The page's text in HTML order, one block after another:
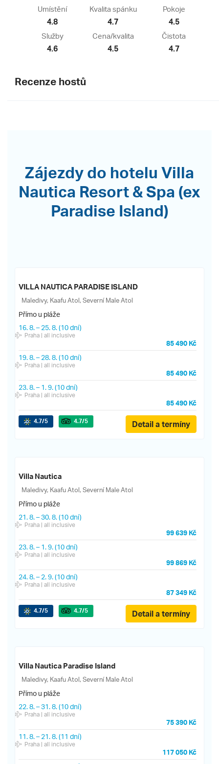
Umístění
4.8
Kvalita spánku
4.7
Pokoje
4.5
Služby
4.6
Cena/kvalita
4.5
Čistota
4.7
Recenze hostů
Zájezdy do hotelu Villa
Nautica Resort & Spa (ex
Paradise Island)
VILLA NAUTICA PARADISE ISLAND
Maledivy, Kaafu Atol, Severní Male Atol
Přímo u pláže
16. 8.– 25. 8.(10 dní)
Praha| all inclusive
85 490 Kč
19. 8.– 28. 8.(10 dní)
Praha| all inclusive
85 490 Kč
23. 8.– 1. 9.(10 dní)
Praha| all inclusive
85 490 Kč
4.7/5 4.7/5 Detail a termíny
Villa Nautica
Maledivy, Kaafu Atol, Severní Male Atol
Přímo u pláže
21. 8.–30. 8.(10 dní)
Praha| all inclusive
99 639 Kč
23. 8.– 1. 9.(10 dní)
Praha| all inclusive
99 869 Kč
24. 8.– 2. 9.(10 dní)
Praha| all inclusive
87 349 Kč
4.7/5 4.7/5 Detail a termíny
Villa Nautica Paradise Island
Maledivy, Kaafu Atol, Severní Male Atol
Přímo u pláže
22. 8.–31. 8.(10 dní)
Praha| all inclusive
75 390 Kč
11. 8.– 21. 8.(11 dní)
Praha| all inclusive
117 050 Kč